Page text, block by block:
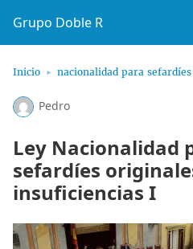
Grupo Doble R
Inicio ​nacionalidad para sefardíes
Pedro
Ley Nacionalidad
sefardíes
insuficiencias I